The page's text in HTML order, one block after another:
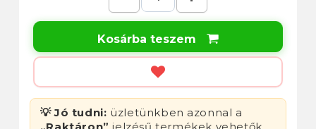
Kosárba teszem 
💡 Jó tudni: üzletünkben azonnal a